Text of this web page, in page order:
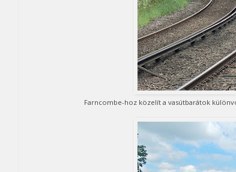
Farncombe-hoz közelít a vasútbarátok